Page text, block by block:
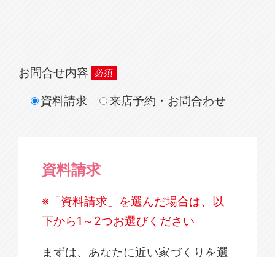
お問合せ内容
資料請求
来店予約・お問合わせ
資料請求
※「資料請求」を選んだ場合は、以
下から1～2つお選びください。
まずは、あなたに近い家づくりを選